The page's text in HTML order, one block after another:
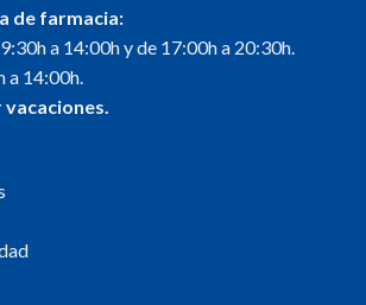
de farmacia:
a 14:00h y de 17:00h a 20:30h.
a 14:00h.